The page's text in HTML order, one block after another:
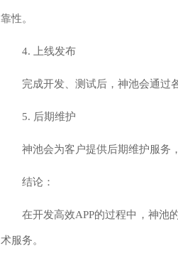
靠性。
4. 上线发布
完成开发、测试后，神池会通过各
5. 后期维护
神池会为客户提供后期维护服务，
结论：
在开发高效APP的过程中，神池的
术服务。